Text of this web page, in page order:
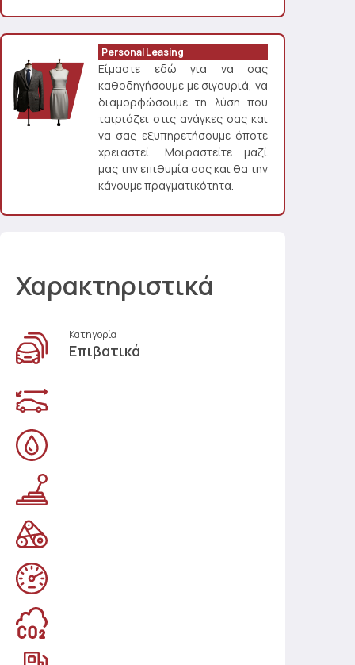
Personal Leasing
Είμαστε εδώ για να σας
καθοδηγήσουμε με σιγουριά, να
διαμορφώσουμε τη λύση που
ταιριάζει στις ανάγκες σας και
να σας εξυπηρετήσουμε όποτε
χρειαστεί. Μοιραστείτε μαζί
μας την επιθυμία σας και θα την
κάνουμε πραγματικότητα.
Χαρακτηριστικά
Κατηγορία
Επιβατικά